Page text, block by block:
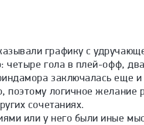
графику с
четыре гола в плей-офф, два
заключалась еще и
поэтому логичное желание
сочетаниях.
или у него были иные